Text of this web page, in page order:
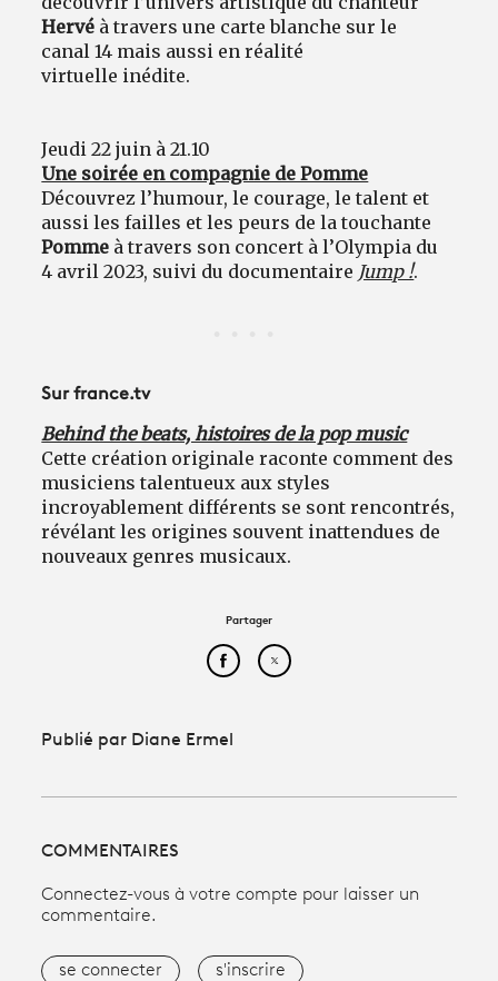
Hervé à travers une carte blanche sur le
canal 14 mais aussi en réalité
virtuelle inédite.
Jeudi 22 juin à 21.10
Une soirée en compagnie de Pomme
Découvrez l’humour, le courage, le talent et
aussi les failles et les peurs de la touchante
Pomme à travers son concert à l’Olympia du
4 avril 2023, suivi du documentaire Jump !.
Sur france.tv
Behind the beats, histoires de la pop music
Cette création originale raconte comment des
musiciens talentueux aux styles
incroyablement différents se sont rencontrés,
révélant les origines souvent inattendues de
nouveaux genres musicaux.
Partager
Partager cet article sur
Partager cet article sur
Publié par Diane Ermel
COMMENTAIRES
Connectez-vous à votre compte pour laisser un
commentaire.
se connecter s'inscrire